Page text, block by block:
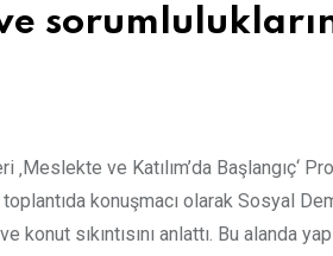
ve Katılım’da Başlangıç‘
toplantıda konuşmacı olarak Sosyal
sıkıntısını anlattı. Bu alanda